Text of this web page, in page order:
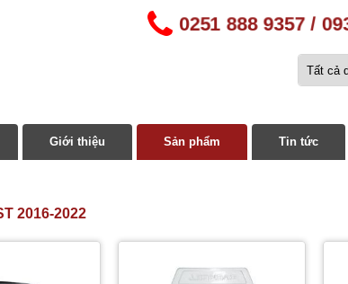
0251 888 9357 /
Giới thiệu Sản phẩm Tin tức
2016-2022